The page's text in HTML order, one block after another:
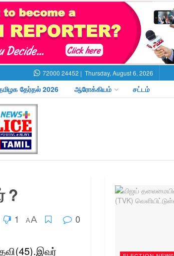
72000 24452 | Thursday, August 6, 2026
தேர்தல் 2026 ஆரோக்கியம் சட்டம்
?
1 AA 0